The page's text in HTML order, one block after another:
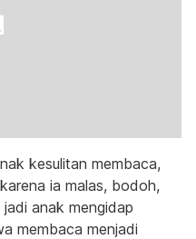
kesulitan membaca,
ia malas, bodoh,
anak mengidap
membaca menjadi